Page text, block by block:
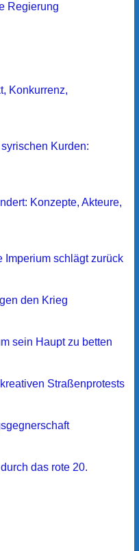
Regierung
Konkurrenz,
Kurden:
Konzepte, Akteure,
Imperium schlägt zurück
den Krieg
sein Haupt zu betten
Straßenprotests
das rote 20.